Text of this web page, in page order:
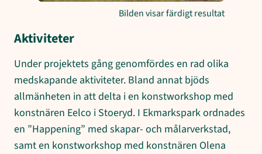
Bilden visar färdigt resultat
Aktiviteter
Under projektets gång genomfördes en rad olika
medskapande aktiviteter. Bland annat bjöds
allmänheten in att delta i en konstworkshop med
konstnären Eelco i Stoeryd. I Ekmarkspark ordnades
en ”Happening” med skapar- och målarverkstad,
samt en konstworkshop med konstnären Olena